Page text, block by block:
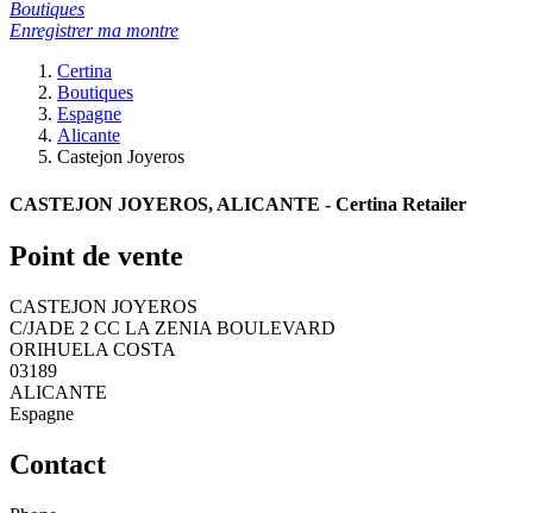
Boutiques
Enregistrer ma montre
Certina
Boutiques
Espagne
Alicante
Castejon Joyeros
CASTEJON JOYEROS, ALICANTE - Certina Retailer
Point de vente
CASTEJON JOYEROS
C/JADE 2 CC LA ZENIA BOULEVARD
ORIHUELA COSTA
03189
ALICANTE
Espagne
Contact